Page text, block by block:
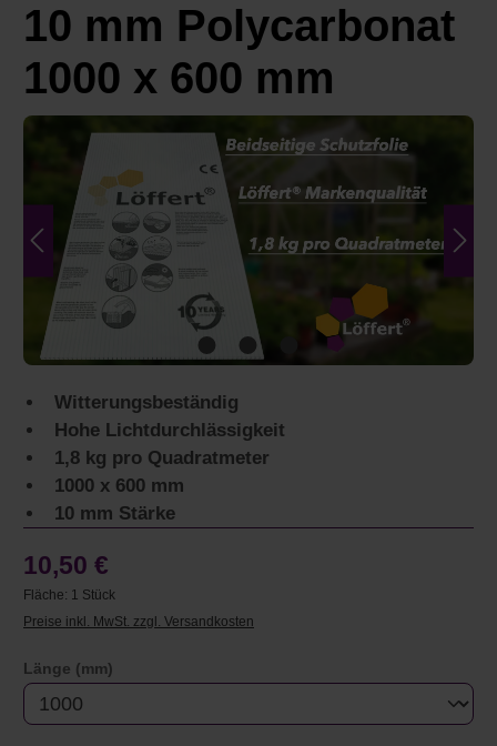
10 mm Polycarbonat
1000 x 600 mm
Bildergalerie überspringen
Witterungsbeständig
Hohe Lichtdurchlässigkeit
1,8 kg pro Quadratmeter
1000 x 600 mm
10 mm Stärke
10,50 €
Fläche: 1 Stück
Preise inkl. MwSt. zzgl. Versandkosten
Länge (mm)